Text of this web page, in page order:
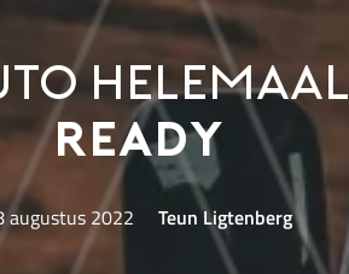
helemaal
ready
augustus 2022 Teun Ligtenberg